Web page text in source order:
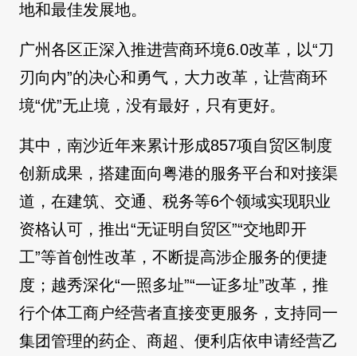
地和最佳发展地。
广州各区正深入推进营商环境6.0改革，以“刀
刃向内”的决心和勇气，大力改革，让营商环
境“优”无止境，没有最好，只有更好。
其中，南沙近年来累计形成857项自贸区制度
创新成果，搭建面向粤港的服务平台和对接渠
道，在建筑、交通、税务等6个领域实现职业
资格认可，推出“无证明自贸区”“交地即开
工”等首创性改革，不断提高涉企服务的便捷
度；越秀深化“一照多址”“一证多址”改革，推
行个体工商户经营者直接变更服务，支持同一
集团管理的药企、商超、便利店依申请经营乙